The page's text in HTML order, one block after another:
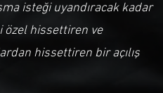
isteği uyandıracak kadar
özel hissettiren ve
hissettiren bir açılış